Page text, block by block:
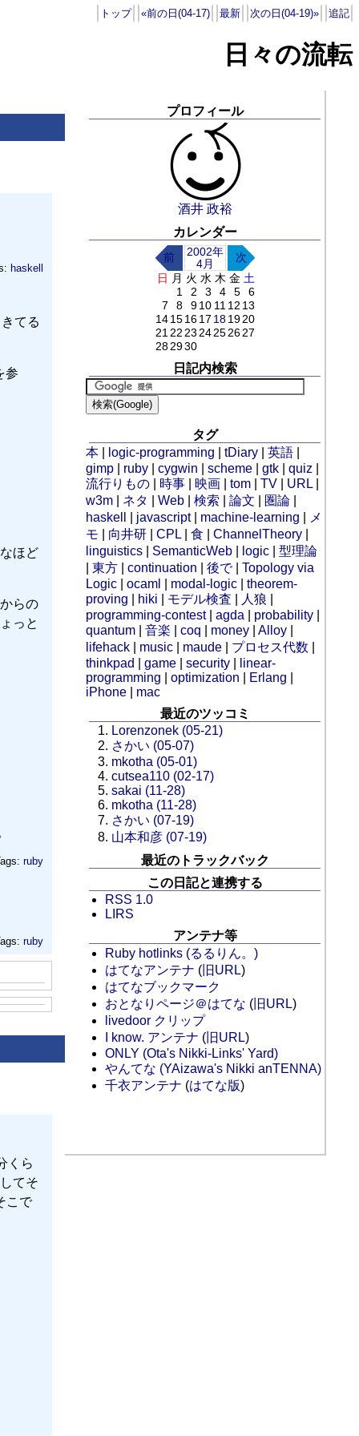
トップ «前の日(04-17) 最新 次の日(04-19)» 追記
日々の流転
haskell
てる
参
ほど
らの
っと
ruby
ruby
くら
てそ
こで
プロフィール
酒井 政裕
カレンダー
前
2002年
4月
次
日 月 火 水 木 金 土
1
2 3 4 5
6
7
8 9 10 11 12 13
14 15 16 17 18 19 20
21 22 23 24 25 26 27
28 2930
日記内検索
タグ
本
logic-programming |tDiary |英語
gimp
ruby |cygwin |scheme |gtk |quiz
流行りもの
時事 映画 |tom |TV URL
w3m
ネタ |Web |検索 |論文 圏論
haskell
javascript| machine-learning
メ
モ
向井研 |CPL |食 |ChannelTheory
linguistics
SemanticWeb logic |型理論
|東方 |continuation |後で|Topology via
Logic |ocaml modal-logic |theorem-
proving
hiki モデル検査 人狼
programming-contest|agda probability
quantum |音楽 |coq money |Alloy
lifehack
music maude プロセス代数
thinkpad
|game |security
linear-
programming |optimization Erlang
iPhone
mac
最近のツッコミ
Lorenzonek (05-21)
さかい (05-07)
mkotha (05-01)
cutsea110 (02-17)
sakai (11-28)
mkotha (11-28)
さかい (07-19)
山本和彦 (07-19)
最近のトラックバック
この日記と連携する
RSS 1.0
LIRS
アンテナ等
Ruby hotlinks (るるりん。)
はてなアンテナ ( 旧URL)
はてなブックマーク
おとなりページ＠はてな ( 旧URL)
livedoor クリップ
I know. アンテナ ( 旧URL)
ONLY (Ota's Nikki-Links' Yard)
やんてな (YAizawa's Nikki anTENNA)
千衣アンテナ (はてな版)